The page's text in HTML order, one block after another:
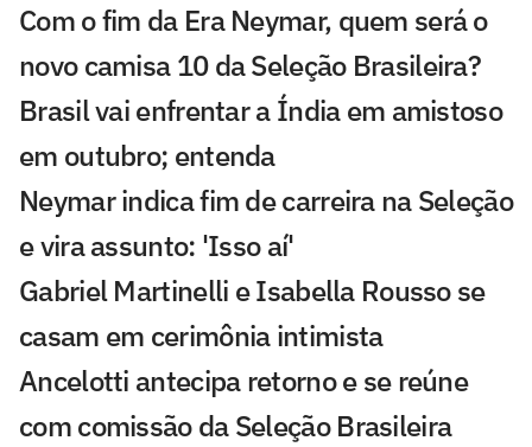
Com o fim da Era Neymar, quem será o
novo camisa 10 da Seleção Brasileira?
Brasil vai enfrentar a Índia em amistoso
em outubro; entenda
Neymar indica fim de carreira na Seleção
e vira assunto: 'Isso aí'
Gabriel Martinelli e Isabella Rousso se
casam em cerimônia intimista
Ancelotti antecipa retorno e se reúne
com comissão da Seleção Brasileira